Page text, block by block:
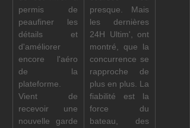
permis de
peaufiner les
détails et
d'améliorer
encore l'aéro
de la
plateforme.
Vient de
recevoir une
nouvelle garde
presque. Mais
les dernières
24H Ultim', ont
montré, que la
concurrence se
rapproche de
plus en plus. La
fiabilité est la
force du
bateau, des